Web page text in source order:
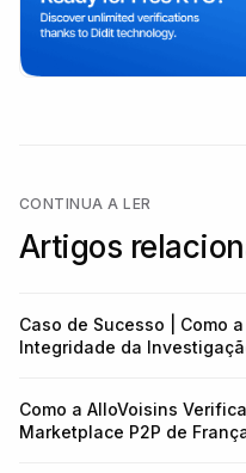
CONTINUA A LER
Artigos
Caso de Sucesso | Como
Integridade da
Como a AlloVoisins
Marketplace P2P de